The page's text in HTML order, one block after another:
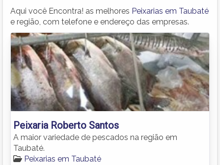
Aqui você Encontra! as melhores Peixarias em Taubaté
e região, com telefone e endereço das empresas.
Peixaria Roberto Santos
A maior variedade de pescados na região em
Taubaté.
Peixarias em Taubaté